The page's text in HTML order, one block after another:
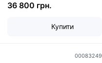
36 800 грн.
Купити
00083249